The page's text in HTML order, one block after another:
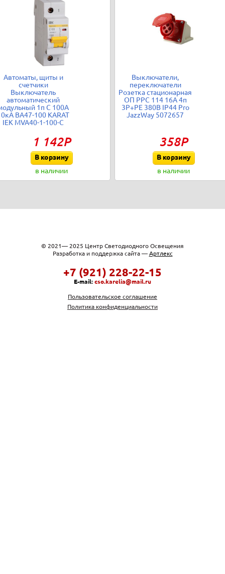
Автоматы, щиты и
счетчики
Выключатель
автоматический
1п C 100А
ВА47-100 KARAT
IEK MVA40-1-100-C
1 142Р
В корзину
в наличии
Выключатели,
переключатели
Розетка стационарная
ОП PPC 114 16А 4п
3Р+РЕ 380В IP44 Pro
JazzWay 5072657
358Р
В корзину
в наличии
© 2021— 2025 Центр Светодиодного Освещения
Разработка и поддержка сайта — Артлекс
+7 (921) 228-22-15
E-mail: cso.karelia@mail.ru
Пользовательское соглашение
Политика конфиденциальности